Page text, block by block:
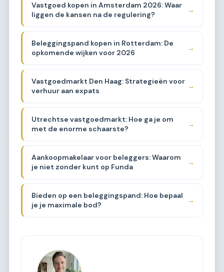
Vastgoed kopen in Amsterdam 2026: Waar
liggen de kansen na de regulering?
→
Beleggingspand kopen in Rotterdam: De
opkomende wijken voor 2026
→
Vastgoedmarkt Den Haag: Strategieën voor
verhuur aan expats
→
Utrechtse vastgoedmarkt: Hoe ga je om
met de enorme schaarste?
→
Aankoopmakelaar voor beleggers: Waarom
je niet zonder kunt op Funda
→
Bieden op een beleggingspand: Hoe bepaal
je je maximale bod?
→